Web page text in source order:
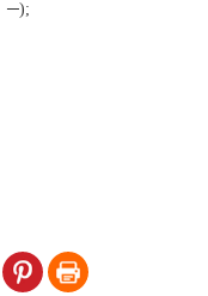
─);